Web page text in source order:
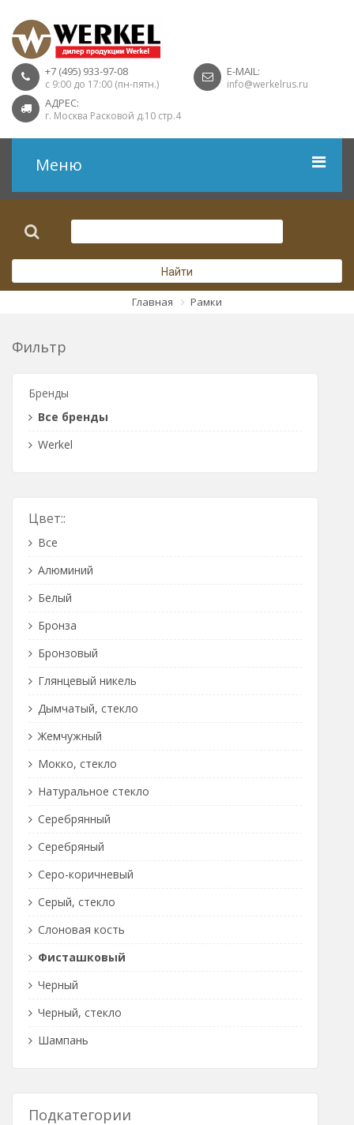
+7 (495) 933-97-08
с 9:00 до 17:00 (пн-пятн.)
E-MAIL:
info@werkelrus.ru
АДРЕС:
г. Москва Расковой д.10 стр.4
Меню
Розетки USB
Розетки Интернет/Телефон
Розетки акустика
Найти
Главная Рамки
Фильтр
Бренды
Все бренды
Werkel
Цвет::
Все
Алюминий
Белый
Бронза
Бронзовый
Глянцевый никель
Дымчатый, стекло
Жемчужный
Мокко, стекло
Натуральное стекло
Серебрянный
Серебряный
Серо-коричневый
Серый, стекло
Слоновая кость
Фисташковый
Черный
Черный, стекло
Шампань
Подкатегории